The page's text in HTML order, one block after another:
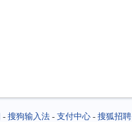
- 搜狗输入法- 支付中心- 搜狐招聘